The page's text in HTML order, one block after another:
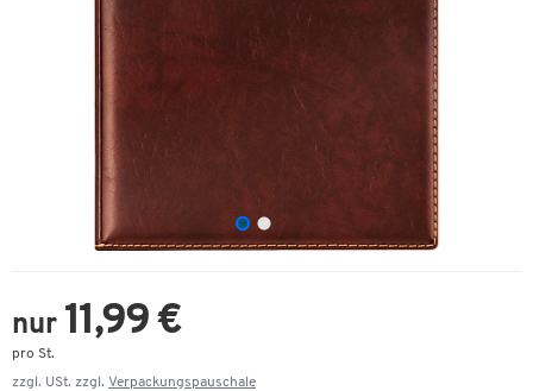
nur 11,99 €
pro St.
zzgl. USt. zzgl. Verpackungspauschale